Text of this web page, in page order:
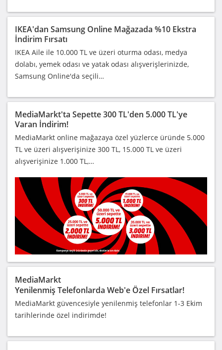
IKEA'dan Samsung Online Mağazada %10 Ekstra
İndirim Fırsatı
IKEA Aile ile 10.000 TL ve üzeri oturma odası, medya
dolabı, yemek odası ve yatak odası alışverişlerinizde,
Samsung Online'da seçili…
MediaMarkt'ta Sepette 300 TL'den 5.000 TL'ye
Varan İndirim!
MediaMarkt online mağazaya özel yüzlerce üründe 5.000
TL ve üzeri alışverişinize 300 TL, 15.000 TL ve üzeri
alışverişinize 1.000 TL,…
MediaMarkt
Yenilenmiş Telefonlarda Web'e Özel Fırsatlar!
MediaMarkt güvencesiyle yenilenmiş telefonlar 1-3 Ekim
tarihlerinde özel indirimde!